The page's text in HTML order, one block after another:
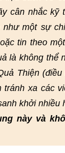
cân nhắc kỹ
một sự
tin theo
là không thể
Thiện
xa các
khởi nhiều
này và